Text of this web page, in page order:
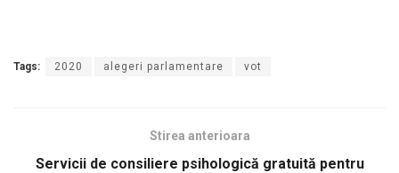
Tags: 2020 alegeri parlamentare vot
Stirea anterioara
Servicii de consiliere psihologică gratuită pentru